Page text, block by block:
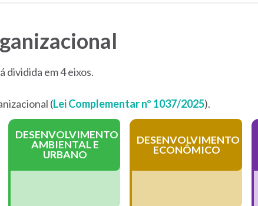
dividida em 4 eixos.
(Lei Complementar nº 1037/2025).
DESENVOLVIMENTO
AMBIENTAL E
URBANO
DESENVOLVIMENTO
ECONÔMICO